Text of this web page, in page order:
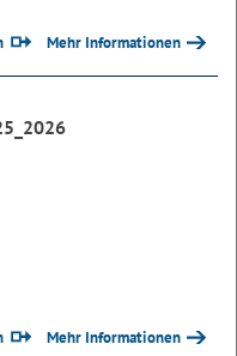
Mehr Informationen
Mehr Informationen